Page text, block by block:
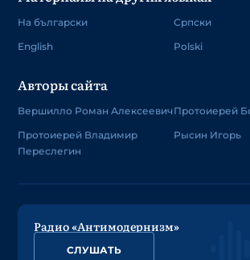
На български
English
Српски
Polski
Авторы сайта
Вершилло Роман Алексеевич
Протоиерей Владимир
Переслегин
Протоиерей
Рысин Игорь
Радио «Антимодернизм»
СЛУШАТЬ